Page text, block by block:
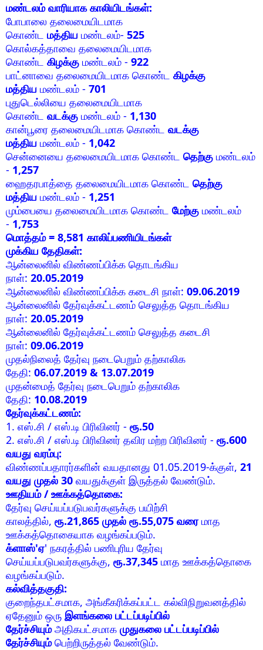
மண்டலம் வாரியாக காலியிடங்கள்:
போபாலை தலைமையிடமாக
கொண்ட மத்திய மண்டலம்- 525
கொல்கத்தாவை தலைமையிடமாக
கொண்ட கிழக்கு மண்டலம் - 922
பாட்னாவை தலைமையிடமாக கொண்ட கிழக்கு
மத்திய மண்டலம் - 701
புதுடெல்லியை தலைமையிடமாக
கொண்ட வடக்கு மண்டலம் - 1,130
கான்பூரை தலைமையிடமாக கொண்ட வடக்கு
மத்திய மண்டலம் - 1,042
சென்னையை தலைமையிடமாக கொண்ட தெற்கு மண்டலம்
- 1,257
ஹைதரபாத்தை தலைமையிடமாக கொண்ட தெற்கு
மத்திய மண்டலம் - 1,251
மும்பையை தலைமையிடமாக கொண்ட மேற்கு மண்டலம்
- 1,753
மொத்தம் = 8,581 காலிப்பணியிடங்கள்
முக்கிய தேதிகள்:
ஆன்லைனில் விண்ணப்பிக்க தொடங்கிய
நாள்: 20.05.2019
ஆன்லைனில் விண்ணப்பிக்க கடைசி நாள்: 09.06.2019
ஆன்லைனில் தேர்வுக்கட்டணம் செலுத்த தொடங்கிய
நாள்: 20.05.2019
ஆன்லைனில் தேர்வுக்கட்டணம் செலுத்த கடைசி
நாள்: 09.06.2019
முதல்நிலைத் தேர்வு நடைபெறும் தற்காலிக
தேதி: 06.07.2019 & 13.07.2019
முதன்மைத் தேர்வு நடைபெறும் தற்காலிக
தேதி: 10.08.2019
தேர்வுக்கட்டணம்:
1. எஸ்.சி / எஸ்.டி பிரிவினர் - ரூ.50
2. எஸ்.சி / எஸ்.டி பிரிவினர் தவிர மற்ற பிரிவினர் - ரூ.600
வயது வரம்பு:
விண்ணப்பதாரர்களின் வயதானது 01.05.2019-க்குள், 21
வயது முதல் 30 வயதுக்குள் இருத்தல் வேண்டும்.
ஊதியம் / ஊக்கத்தொகை:
தேர்வு செய்யப்படுபவர்களுக்கு பயிற்சி
காலத்தில், ரூ.21,865 முதல் ரூ.55,075 வரைமாத
ஊக்கத்தொகையாக வழங்கப்படும்.
க்ளாஸ்'ஏ' நகரத்தில் பணிபுரிய தேர்வு
செய்யப்படுபவர்களுக்கு, ரூ.37,345 மாத ஊக்கத்தொகை
வழங்கப்படும்.
கல்வித்தகுதி:
குறைந்தபட்சமாக, அங்கீகரிக்கப்பட்ட கல்விநிறுவனத்தில்
ஏதேனும் ஒரு இளங்கலை பட்டப்படிப்பில்
தேர்ச்சியும்அதிகபட்சமாக முதுகலை பட்டப்படிப்பில்
தேர்ச்சியும்பெற்றிருத்தல் வேண்டும்.